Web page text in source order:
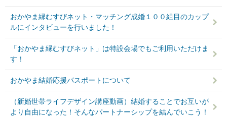
おかやま縁むすびネット・マッチング成婚１００組目のカップ
ルにインタビューを行いました！
「おかやま縁むすびネット」は特設会場でもご利用いただけま
す！
おかやま結婚応援パスポートについて
（新婚世帯ライフデザイン講座動画）結婚することでお互いが
より自由になった！そんなパートナーシップを結んでいこう！